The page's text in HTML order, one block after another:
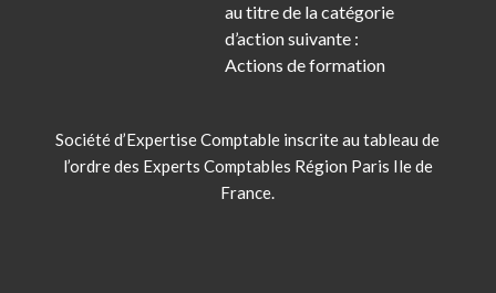
au titre de la catégorie
d’action suivante :
Actions de formation
Société d’Expertise Comptable inscrite au tableau de
l’ordre des Experts Comptables Région Paris Ile de
France.